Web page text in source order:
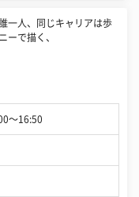
一人、同じキャリアは歩
ーで描く、
〜16:50